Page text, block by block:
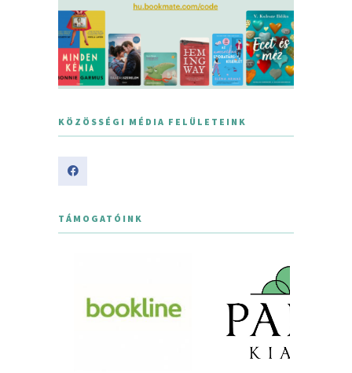
KÖZÖSSÉGI MÉDIA FELÜLETEINK
TÁMOGATÓINK